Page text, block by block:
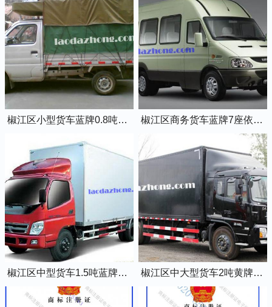
椒江区小型货车蓝牌0.8吨小卡车 椒江区商务货车蓝牌7座依维柯全顺车
椒江区中型货车1.5吨蓝牌4米2厢式货车 椒江区中大型货车2吨黄牌5米2厢式货车